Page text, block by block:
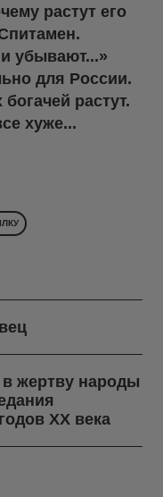
растут его
убывают...»
для России.
растут.
хуже...
жертву народы
ХХ века